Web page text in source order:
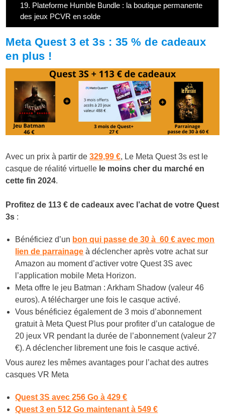
19. Plateforme Humble Bundle : la boutique permanente
des jeux PCVR en solde
Meta Quest 3 et 3s : 35 % de cadeaux
en plus !
Avec un prix à partir de329,99 €, Le Meta Quest 3s est le
casque de réalité virtuelle le moins cher du marché en
cette fin 2024.
Profitez de 113 € de cadeaux avec l’achat de votre Quest
3s :
Bénéficiez d’un bon qui passe de 30 à 60 € avec mon
lien de parrainage à déclencher après votre achat sur
Amazon au moment d’activer votre Quest 3S avec
l’application mobile Meta Horizon.
Meta offre le jeu Batman : Arkham Shadow (valeur 46
euros). A télécharger une fois le casque activé.
Vous bénéficiez également de 3 mois d’abonnement
gratuit à Meta Quest Plus pour profiter d’un catalogue de
20 jeux VR pendant la durée de l’abonnement (valeur 27
€). A déclencher librement une fois le casque activé.
Vous aurez les mêmes avantages pour l’achat des autres
casques VR Meta
Quest 3S avec 256 Go à 429 €
Quest 3 en 512 Go maintenant à 549 €